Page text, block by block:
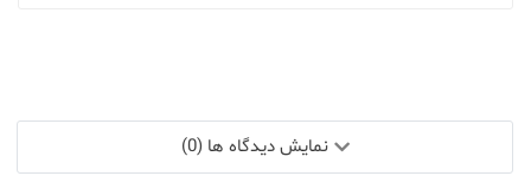
نمایش دیدگاه ها (0)